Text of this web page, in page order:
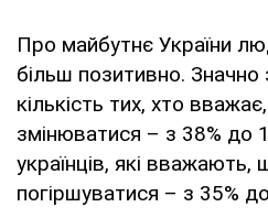
Про майбутнє України
більш позитивно.
кількість тих, хто
змінюватися – з 38% до
українців, які вважають,
погіршуватися – з 35%